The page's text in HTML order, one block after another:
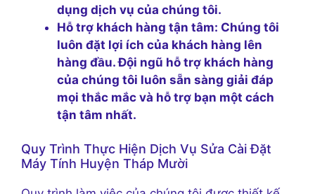
dụng dịch vụ của chúng tôi.
Hỗ trợ khách hàng tận tâm: Chúng tôi
luôn đặt lợi ích của khách hàng lên
hàng đầu. Đội ngũ hỗ trợ khách hàng
của chúng tôi luôn sẵn sàng giải đáp
mọi thắc mắc và hỗ trợ bạn một cách
tận tâm nhất.
Quy Trình Thực Hiện Dịch Vụ Sửa Cài Đặt
Máy Tính Huyện Tháp Mười